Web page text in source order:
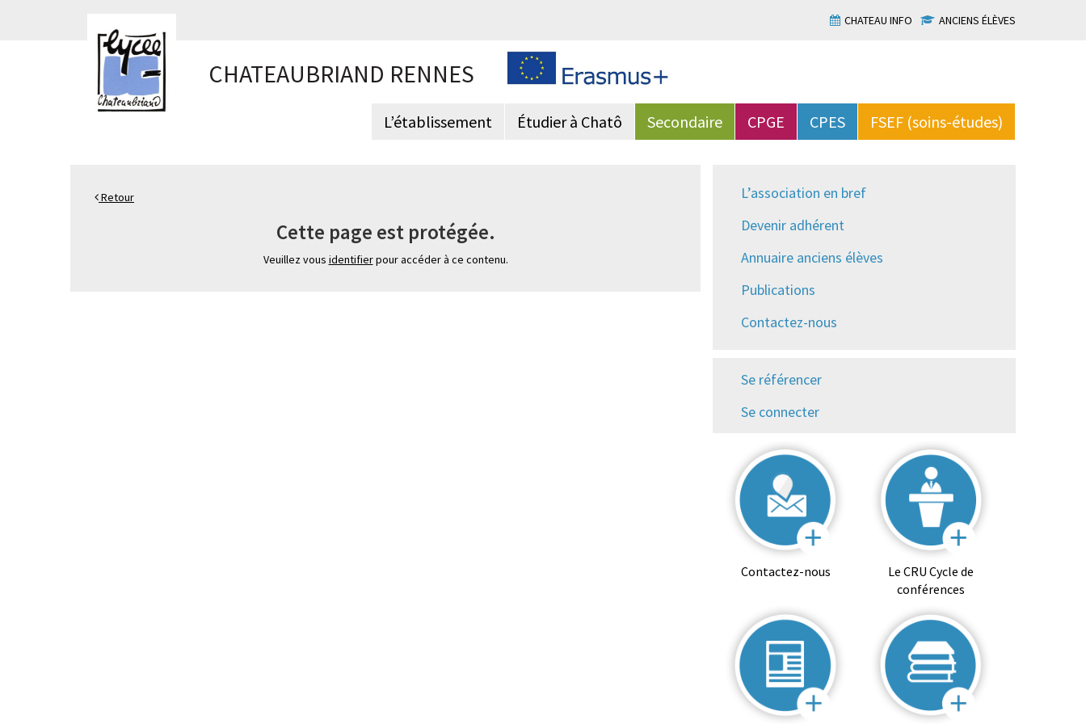
CHATEAU INFO ANCIENS ÉLÈVES
CHATEAUBRIAND RENNES
L’établissement Étudier à Chatô Secondaire CPGE CPES FSEF (soins-études)
Retour
Cette page est protégée.
Veuillez vous identifierpour accéder à ce contenu.
L’association en bref
Devenir adhérent
Annuaire anciens élèves
Publications
Contactez-nous
Se référencer
Se connecter
Contactez-nous
Le CRU Cycle de
conférences